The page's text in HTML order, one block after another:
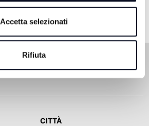
Accetta selezionati
Rifiuta
CITTÀ